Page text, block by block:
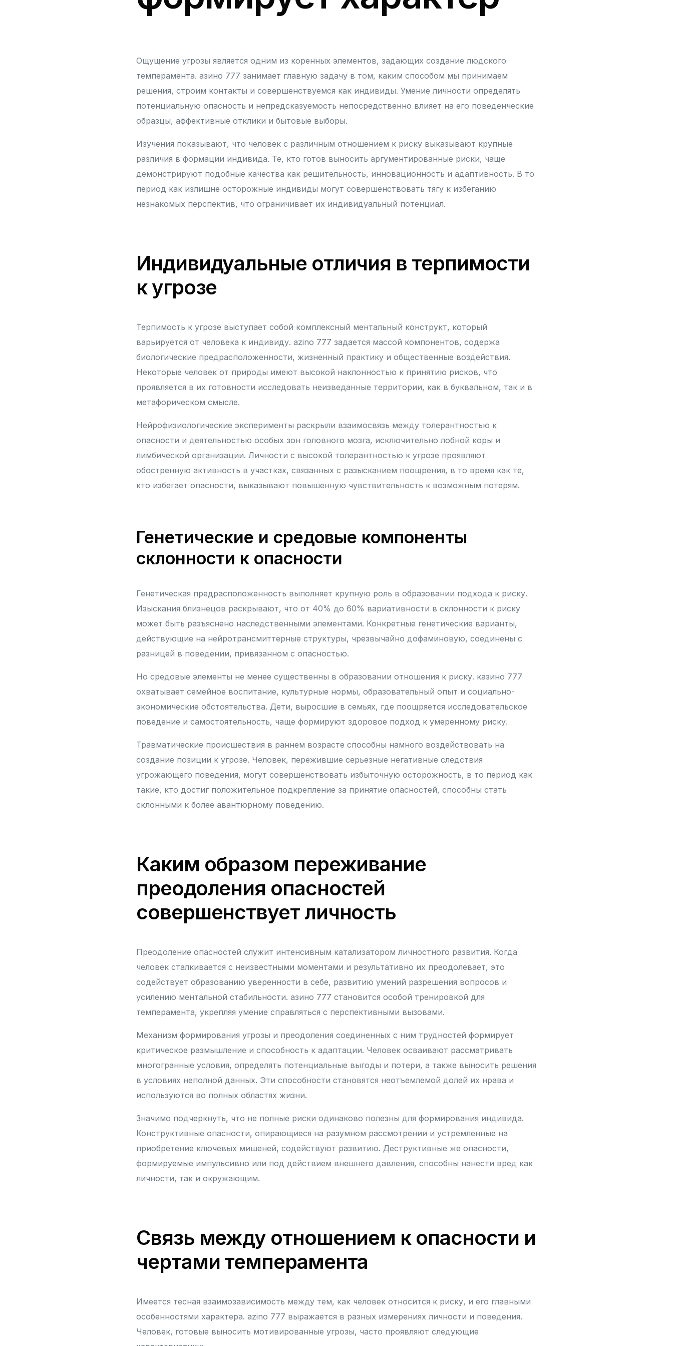
Ощущение угрозы является одним из коренных элементов, задающих создание людского
темперамента. азино 777 занимает главную задачу в том, каким способом мы принимаем
решения, строим контакты и совершенствуемся как индивиды. Умение личности определять
потенциальную опасность и непредсказуемость непосредственно влияет на его поведенческие
образцы, аффективные отклики и бытовые выборы.
Изучения показывают, что человек с различным отношением к риску выказывают крупные
различия в формации индивида. Те, кто готов выносить аргументированные риски, чаще
демонстрируют подобные качества как решительность, инновационность и адаптивность. В то
период как излишне осторожные индивиды могут совершенствовать тягу к избеганию
незнакомых перспектив, что ограничивает их индивидуальный потенциал.
Индивидуальные отличия в терпимости
к угрозе
Терпимость к угрозе выступает собой комплексный ментальный конструкт, который
варьируется от человека к индивиду. azino 777 задается массой компонентов, содержа
биологические предрасположенности, жизненный практику и общественные воздействия.
Некоторые человек от природы имеют высокой наклонностью к принятию рисков, что
проявляется в их готовности исследовать неизведанные территории, как в буквальном, так и в
метафорическом смысле.
Нейрофизиологические эксперименты раскрыли взаимосвязь между толерантностью к
опасности и деятельностью особых зон головного мозга, исключительно лобной коры и
лимбической организации. Личности с высокой толерантностью к угрозе проявляют
обостренную активность в участках, связанных с разысканием поощрения, в то время как те,
кто избегает опасности, выказывают повышенную чувствительность к возможным потерям.
Генетические и средовые компоненты
склонности к опасности
Генетическая предрасположенность выполняет крупную роль в образовании подхода к риску.
Изыскания близнецов раскрывают, что от 40% до 60% вариативности в склонности к риску
может быть разъяснено наследственными элементами. Конкретные генетические варианты,
действующие на нейротрансмиттерные структуры, чрезвычайно дофаминовую, соединены с
разницей в поведении, привязанном с опасностью.
Но средовые элементы не менее существенны в образовании отношения к риску. казино 777
охватывает семейное воспитание, культурные нормы, образовательный опыт и социально-
экономические обстоятельства. Дети, выросшие в семьях, где поощряется исследовательское
поведение и самостоятельность, чаще формируют здоровое подход к умеренному риску.
Травматические происшествия в раннем возрасте способны намного воздействовать на
создание позиции к угрозе. Человек, пережившие серьезные негативные следствия
угрожающего поведения, могут совершенствовать избыточную осторожность, в то период как
такие, кто достиг положительное подкрепление за принятие опасностей, способны стать
склонными к более авантюрному поведению.
Каким образом переживание
преодоления опасностей
совершенствует личность
Преодоление опасностей служит интенсивным катализатором личностного развития. Когда
человек сталкивается с неизвестными моментами и результативно их преодолевает, это
содействует образованию уверенности в себе, развитию умений разрешения вопросов и
усилению ментальной стабильности. азино 777 становится особой тренировкой для
темперамента, укрепляя умение справляться с перспективными вызовами.
Механизм формирования угрозы и преодоления соединенных с ним трудностей формирует
критическое размышление и способность к адаптации. Человек осваивают рассматривать
многогранные условия, определять потенциальные выгоды и потери, а также выносить решения
в условиях неполной данных. Эти способности становятся неотъемлемой долей их нрава и
используются во полных областях жизни.
Значимо подчеркнуть, что не полные риски одинаково полезны для формирования индивида.
Конструктивные опасности, опирающиеся на разумном рассмотрении и устремленные на
приобретение ключевых мишеней, содействуют развитию. Деструктивные же опасности,
формируемые импульсивно или под действием внешнего давления, способны нанести вред как
личности, так и окружающим.
Связь между отношением к опасности и
чертами темперамента
Имеется тесная взаимозависимость между тем, как человек относится к риску, и его главными
особенностями характера. azino 777 выражается в разных измерениях личности и поведения.
Человек, готовые выносить мотивированные угрозы, часто проявляют следующие